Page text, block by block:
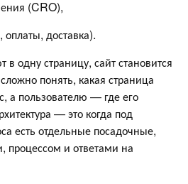
(CRO),
доставка).
в одну страницу, сайт становится
понять, какая страница
а пользователю — где его
— это когда под
есть отдельные посадочные,
процессом и ответами на